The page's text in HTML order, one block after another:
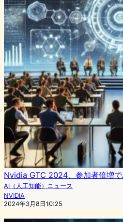
Nvidia GTC 2024、参加者倍増
AI（人工知能）ニュース
NVIDIA
2024年3月8日10:25